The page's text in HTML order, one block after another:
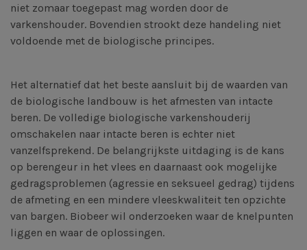
niet zomaar toegepast mag worden door de
varkenshouder. Bovendien strookt deze handeling niet
voldoende met de biologische principes.
Het alternatief dat het beste aansluit bij de waarden van
de biologische landbouw is het afmesten van intacte
beren. De volledige biologische varkenshouderij
omschakelen naar intacte beren is echter niet
vanzelfsprekend. De belangrijkste uitdaging is de kans
op berengeur in het vlees en daarnaast ook mogelijke
gedragsproblemen (agressie en seksueel gedrag) tijdens
de afmeting en een mindere vleeskwaliteit ten opzichte
van bargen. Biobeer wil onderzoeken waar de knelpunten
liggen en waar de oplossingen.